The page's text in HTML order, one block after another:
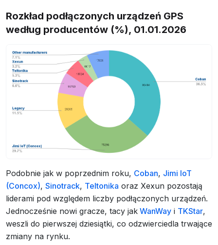
Rozkład podłączonych urządzeń GPS
według producentów (%), 01.01.2026
Podobnie jak w poprzednim roku, Coban, Jimi IoT
(Concox), Sinotrack, Teltonika oraz Xexun pozostają
liderami pod względem liczby podłączonych urządzeń.
Jednocześnie nowi gracze, tacy jak WanWay i TKStar,
weszli do pierwszej dziesiątki, co odzwierciedla trwające
zmiany na rynku.